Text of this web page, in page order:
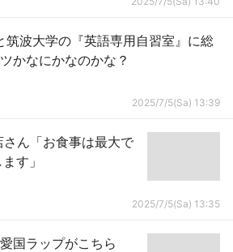
筑波大学の『英語専用自習室』に総
かなにかなのかな？
2025/7/5(Sa) 13:39
ん「お食事は最大で
す」
2025/7/5(Sa) 13:35
国ラップがこちら